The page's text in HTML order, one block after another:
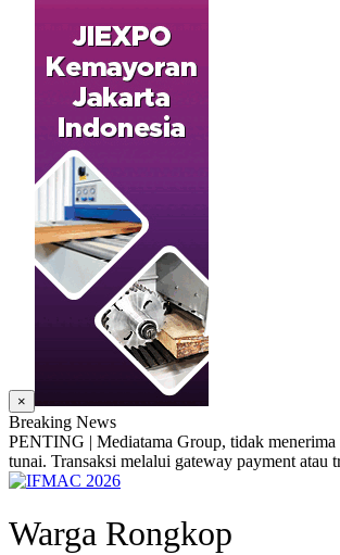
×
Breaking News
PENTING | Mediatama Group, tidak menerima
tunai. Transaksi melalui gateway payment atau
Warga Rongkop